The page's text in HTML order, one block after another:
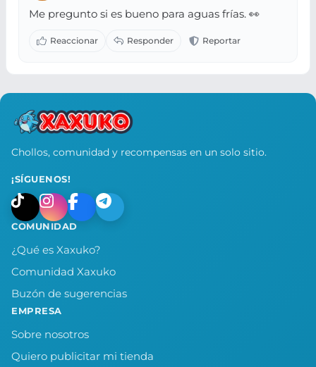
Me pregunto si es bueno para aguas frías. 👀
Chollos, comunidad y recompensas en un solo sitio.
¡SÍGUENOS!
COMUNIDAD
¿Qué es Xaxuko?
Comunidad Xaxuko
Buzón de sugerencias
EMPRESA
Sobre nosotros
Quiero publicitar mi tienda